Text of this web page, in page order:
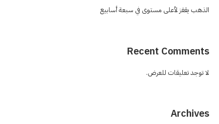
الذهب يقفز لأعلى مستوى في سبعة أسابيع
Recent Comments
لا توجد تعليقات للعرض.
Archives